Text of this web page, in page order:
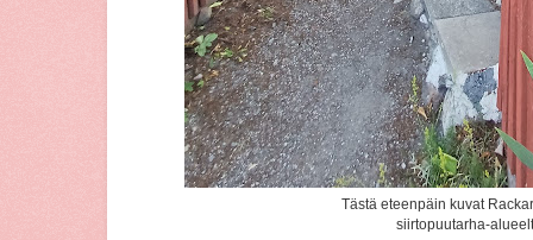
Tästä eteenpäin kuvat
siirtopuutarha-